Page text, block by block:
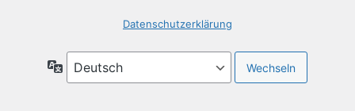
Datenschutzerklärung
Sprache